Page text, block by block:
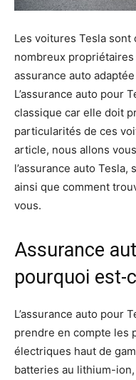
Les voitures Tesla
nombreux propriétaires
assurance auto
L’assurance auto pour
classique car elle doit
particularités de ces
article, nous allons
l’assurance auto
ainsi que comment
vous.
Assurance
pourquoi est-
L’assurance auto pour
prendre en compte les
électriques haut de
batteries au lithium-